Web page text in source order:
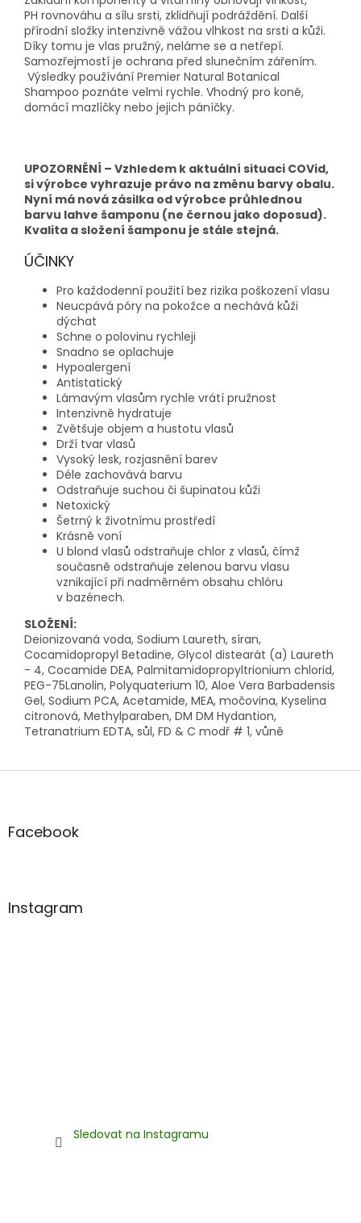
PH rovnováhu a sílu srsti, zklidňují podráždění. Další
přírodní složky intenzivně vážou vlhkost na srsti a kůži.
Díky tomu je vlas pružný, neláme se a netřepí.
Samozřejmostí je ochrana před slunečním zářením.
Výsledky používání Premier Natural Botanical
Shampoo poznáte velmi rychle. Vhodný pro koně,
domácí mazlíčky nebo jejich páníčky.
UPOZORNĚNÍ – Vzhledem k aktuální situaci COVid,
si výrobce vyhrazuje právo na změnu barvy obalu.
Nyní má nová zásilka od výrobce průhlednou
barvu lahve šamponu (ne černou jako doposud).
Kvalita a složení šamponu je stále stejná.
ÚČINKY
Pro každodenní použití bez rizika poškození vlasu
Neucpává póry na pokožce a nechává kůži
dýchat
Schne o polovinu rychleji
Snadno se oplachuje
Hypoalergení
Antistatický
Lámavým vlasům rychle vrátí pružnost
Intenzivně hydratuje
Zvětšuje objem a hustotu vlasů
Drží tvar vlasů
Vysoký lesk, rozjasnění barev
Déle zachovává barvu
Odstraňuje suchou či šupinatou kůži
Netoxický
Šetrný k životnímu prostředí
Krásně voní
U blond vlasů odstraňuje chlor z vlasů, čímž
současně odstraňuje zelenou barvu vlasu
vznikající při nadměrném obsahu chlóru
v bazénech.
SLOŽENÍ:
Deionizovaná voda, Sodium Laureth, síran,
Cocamidopropyl Betadine, Glycol distearát (a) Laureth
- 4, Cocamide DEA, Palmitamidopropyltrionium chlorid,
PEG-75Lanolin, Polyquaterium 10, Aloe Vera Barbadensis
Gel, Sodium PCA, Acetamide, MEA, močovina, Kyselina
citronová, Methylparaben, DM DM Hydantion,
Tetranatrium EDTA, sůl, FD & C modř # 1, vůně
Z
aFacebook
Instagram
Sledovat na Instagramu